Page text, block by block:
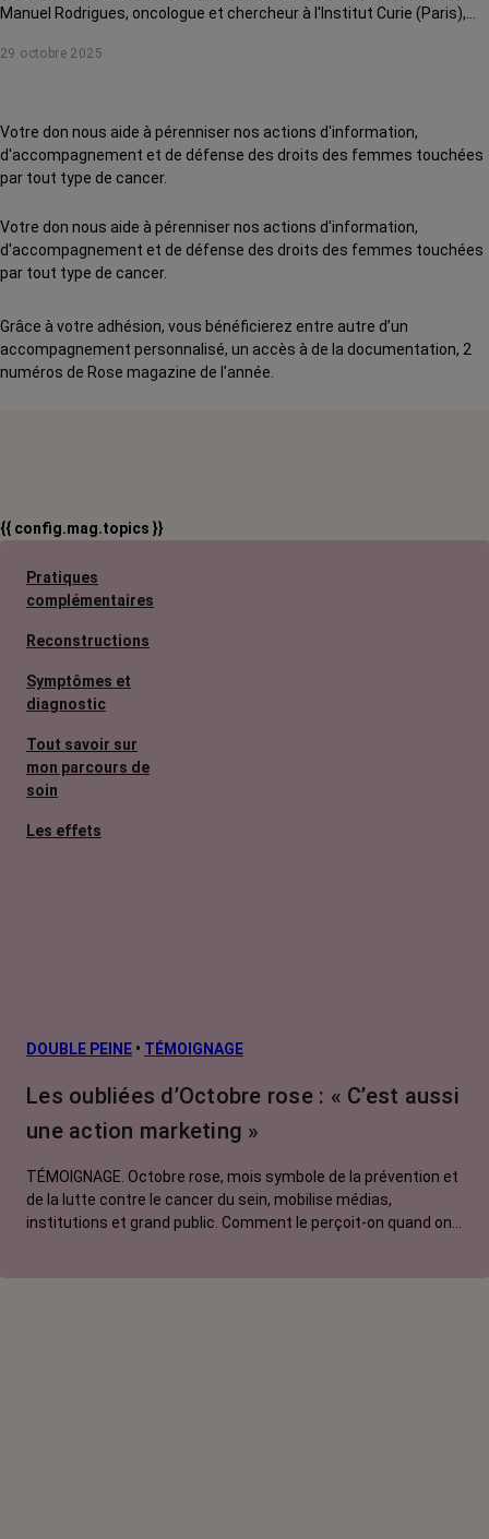
Manuel Rodrigues, oncologue et chercheur à l'Institut Curie (Paris),
29 octobre 2025
Votre don nous aide à pérenniser nos actions d'information,
d'accompagnement et de défense des droits des femmes touchées
par tout type de cancer.
Votre don nous aide à pérenniser nos actions d'information,
d'accompagnement et de défense des droits des femmes touchées
par tout type de cancer.
Grâce à votre adhésion, vous bénéficierez entre autre d’un
accompagnement personnalisé, un accès à de la documentation, 2
numéros de Rose magazine de l’année.
{{ config.mag.topics }}
Pratiques
complémentaires
Reconstructions
Symptômes et
diagnostic
Tout savoir sur
mon parcours de
soin
Les effets
L’après cancer
Traitements
contre le cancer
DOUBLE PEINE • TÉMOIGNAGE
Les oubliées d’Octobre rose : « C’est aussi
une action marketing »
TÉMOIGNAGE. Octobre rose, mois symbole de la prévention et
de la lutte contre le cancer du sein, mobilise médias,
institutions et grand public. Comment le perçoit-on quand on